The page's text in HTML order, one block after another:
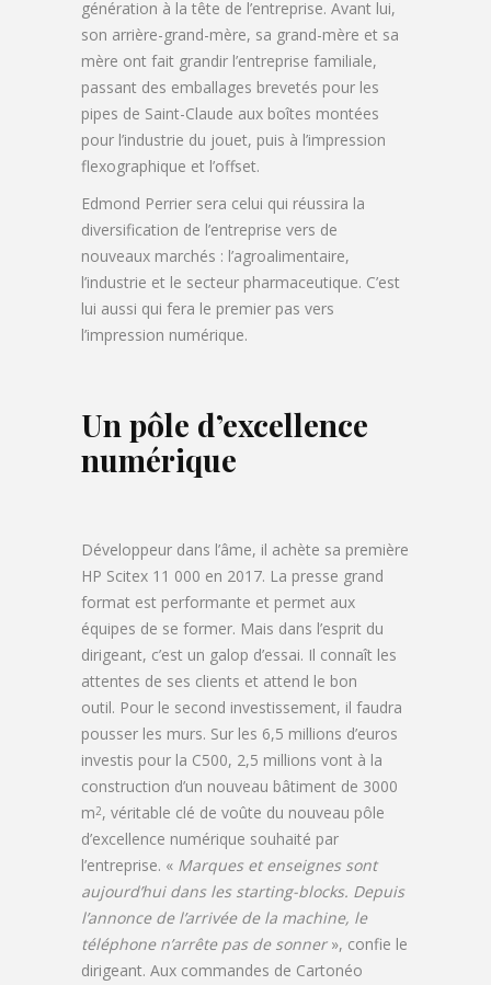
génération à la tête de l’entreprise. Avant lui,
son arrière-grand-mère, sa grand-mère et sa
mère ont fait grandir l’entreprise familiale,
passant des emballages brevetés pour les
pipes de Saint-Claude aux boîtes montées
pour l’industrie du jouet, puis à l’impression
flexographique et l’offset.
Edmond Perrier sera celui qui réussira la
diversification de l’entreprise vers de
nouveaux marchés : l’agroalimentaire,
l’industrie et le secteur pharmaceutique. C’est
lui aussi qui fera le premier pas vers
l’impression numérique.
Un pôle d’excellence
numérique
Développeur dans l’âme, il achète sa première
HP Scitex 11 000 en 2017. La presse grand
format est performante et permet aux
équipes de se former. Mais dans l’esprit du
dirigeant, c’est un galop d’essai. Il connaît les
attentes de ses clients et attend le bon
outil. Pour le second investissement, il faudra
pousser les murs. Sur les 6,5 millions d’euros
investis pour la C500, 2,5 millions vont à la
construction d’un nouveau bâtiment de 3000
m2, véritable clé de voûte du nouveau pôle
d’excellence numérique souhaité par
l’entreprise. « Marques et enseignes sont
aujourd’hui dans les starting-blocks. Depuis
l’annonce de l’arrivée de la machine, le
téléphone n’arrête pas de sonner», confie le
dirigeant. Aux commandes de Cartonéo